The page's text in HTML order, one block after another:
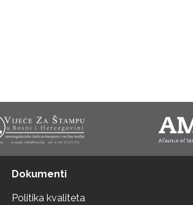
Dokumenti
Politika kvaliteta